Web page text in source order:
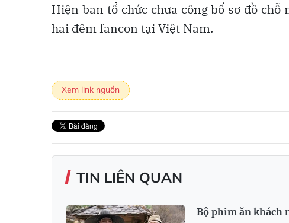
Hiện ban tổ chức chưa công bố sơ đồ
hai đêm fancon tại Việt Nam.
Xem link nguồn
TIN LIÊN QUAN
Bộ phim ăn khách